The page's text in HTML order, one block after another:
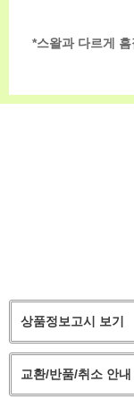
*스왈과 다르게
상품정보고시 보기
교환/반품/취소 안내